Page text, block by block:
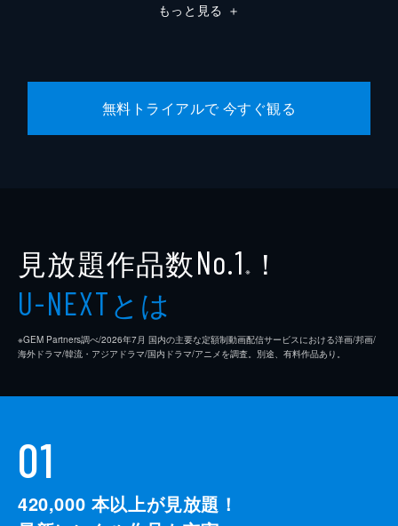
もっと見る ＋
無料トライアルで 今すぐ観る
見放題作品数No.1 ※ ！
U-NEXTとは
※GEM Partners調べ/2026年7⽉ 国内の主要な定額制動画配信サービスにおける洋画/邦画/
海外ドラマ/韓流・アジアドラマ/国内ドラマ/アニメを調査。別途、有料作品あり。
01
420,000 本以上が見放題！